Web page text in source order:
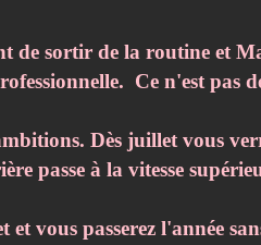
de sortir de la routine et
Ce n'est pas
Dès juillet vous
passe à la vitesse
vous passerez l'année